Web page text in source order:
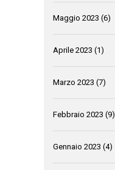
Maggio 2023 (6)
Aprile 2023 (1)
Marzo 2023 (7)
Febbraio 2023 (9)
Gennaio 2023 (4)